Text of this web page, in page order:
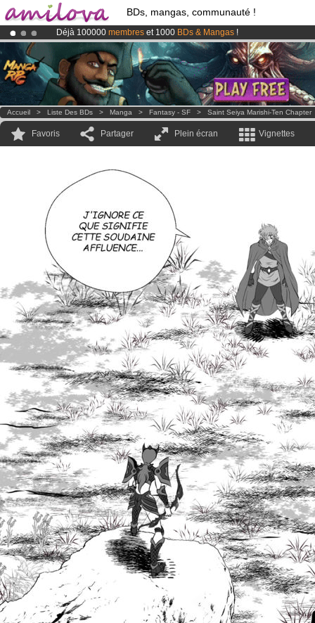
BDs, mangas, communauté !
Déjà 100000 membres et 1000 BDs & Mangas !
LeKickstarter Amilova est désormais lancé!.
Abonnement premium: à partir de
3.95 eurospar mois !Clique ici
Accueil > Liste Des BDs > Manga > Fantasy - SF > Saint Seiya Marishi-Ten Chapter
Favoris Partager Plein écran Vignettes